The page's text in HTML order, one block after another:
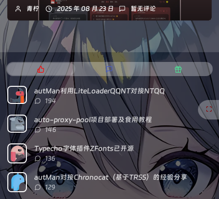
青柠 2025 年 08 月 23 日 暂无评论
热
门
文
章
最
新
评
论
随
机
文
autMan利用LiteLoaderQQNT对接NTQQ
评
论
数：
194
auto-proxy-pool项目部署及食用教程
评
论
数：
146
Typecho字体插件ZFonts已开源
评
论
数：
136
autMan对接Chronocat（基于TRSS）的经验分享
评
论
129